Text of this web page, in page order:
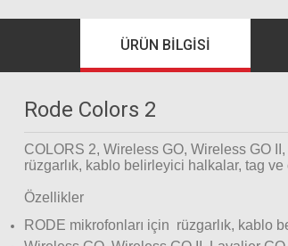
ÜRÜN BILGISI
Rode Colors 2
COLORS 2, Wireless GO, Wireless GO
rüzgarlık, kablo belirleyici halkalar, tag ve
Özellikler
RODE mikrofonları için rüzgarlık, kablo